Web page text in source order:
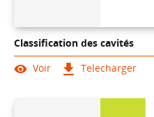
Classification des cavités
Voir
Telecharger